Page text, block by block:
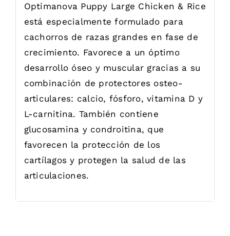
Optimanova Puppy Large Chicken & Rice
está especialmente formulado para
cachorros de razas grandes en fase de
crecimiento. Favorece a un óptimo
desarrollo óseo y muscular gracias a su
combinación de protectores osteo-
articulares: calcio, fósforo, vitamina D y
L-carnitina. También contiene
glucosamina y condroitina, que
favorecen la protección de los
cartílagos y protegen la salud de las
articulaciones.